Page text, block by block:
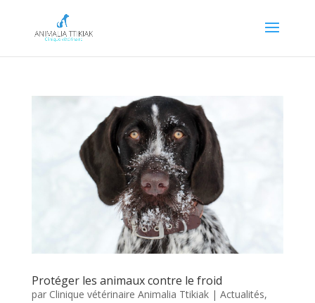
Protéger les animaux contre le froid
par Clinique vétérinaire Animalia Ttikiak| Actualités,